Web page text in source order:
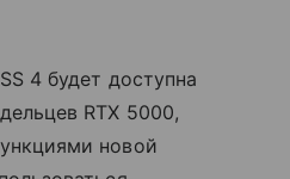
4 будет доступна
RTX 5000,
новой